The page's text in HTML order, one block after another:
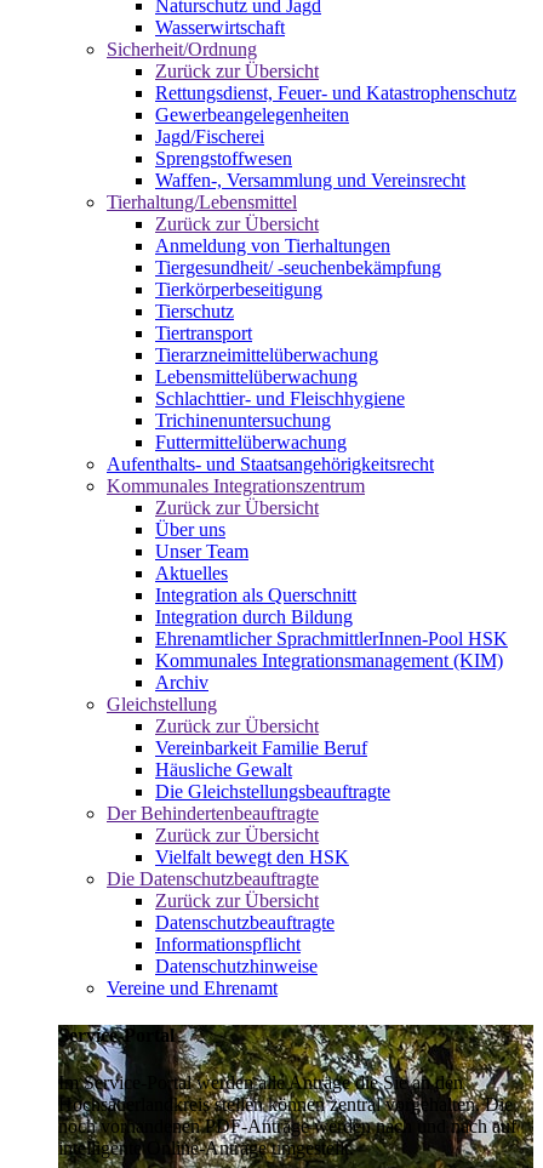
Naturschutz und Jagd
Wasserwirtschaft
Sicherheit/Ordnung
Zurück zur Übersicht
Rettungsdienst, Feuer- und Katastrophenschutz
Gewerbeangelegenheiten
Jagd/Fischerei
Sprengstoffwesen
Waffen-, Versammlung und Vereinsrecht
Tierhaltung/Lebensmittel
Zurück zur Übersicht
Anmeldung von Tierhaltungen
Tiergesundheit/ -seuchenbekämpfung
Tierkörperbeseitigung
Tierschutz
Tiertransport
Tierarzneimittelüberwachung
Lebensmittelüberwachung
Schlachttier- und Fleischhygiene
Trichinenuntersuchung
Futtermittelüberwachung
Aufenthalts- und Staatsangehörigkeitsrecht
Kommunales Integrationszentrum
Zurück zur Übersicht
Über uns
Unser Team
Aktuelles
Integration als Querschnitt
Integration durch Bildung
Ehrenamtlicher SprachmittlerInnen-Pool HSK
Kommunales Integrationsmanagement (KIM)
Archiv
Gleichstellung
Zurück zur Übersicht
Vereinbarkeit Familie Beruf
Häusliche Gewalt
Die Gleichstellungsbeauftragte
Der Behindertenbeauftragte
Zurück zur Übersicht
Vielfalt bewegt den HSK
Die Datenschutzbeauftragte
Zurück zur Übersicht
Datenschutzbeauftragte
Informationspflicht
Datenschutzhinweise
Vereine und Ehrenamt
Service-Portal
Im Service-Portal werden alle Anträge die Sie an den
Hochsauerlandkreis stellen können zentral vorgehalten. Die
noch vorhandenen PDF-Anträge werden nach und nach auf
intelligente Online-Anträge umgestellt.